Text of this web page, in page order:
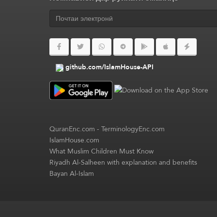
github.com/IslamHouse-API
QuranEnc.com-TerminologyEnc.com
IslamHouse.com
What Muslim Children Must Know
Riyadh Al-Salheen with explanation and benefits
Bayan Al-Islam